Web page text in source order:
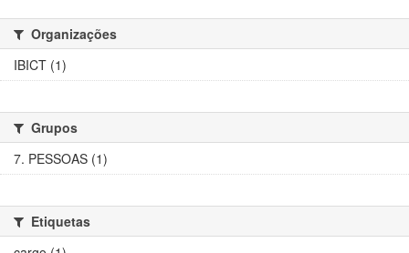
Organizações
IBICT (1)
Grupos
7. PESSOAS (1)
Etiquetas